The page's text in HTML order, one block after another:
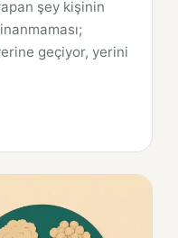
şey kişinin
geçiyor, yerini